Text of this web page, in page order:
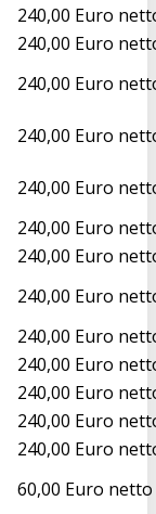
240,00 Euro
240,00 Euro
240,00 Euro
240,00 Euro
240,00 Euro
240,00 Euro
240,00 Euro
240,00 Euro
240,00 Euro
240,00 Euro
240,00 Euro
240,00 Euro
240,00 Euro
60,00 Euro netto